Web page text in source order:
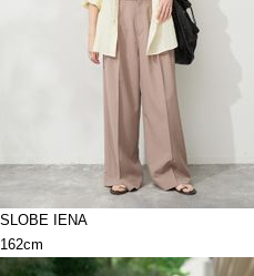
SLOBE IENA
162cm